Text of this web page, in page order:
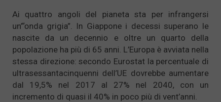
Ai quattro angoli del pianeta sta per infrangersi
un’“onda grigia”. In Giappone i decessi superano le
nascite da un decennio e oltre un quarto della
popolazione ha più di 65 anni. L’Europa è avviata nella
stessa direzione: secondo Eurostat la percentuale di
ultrasessantacinquenni dell’UE dovrebbe aumentare
dal 19,5% nel 2017 al 27% nel 2040, con un
incremento di quasi il 40% in poco più di vent’anni.